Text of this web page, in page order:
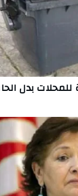
بدل